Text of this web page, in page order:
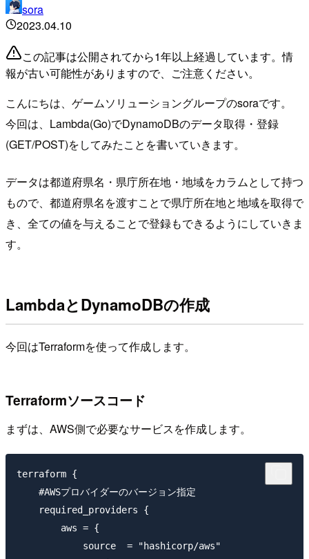
sora
2023.04.10
この記事は公開されてから1年以上経過しています。情
報が古い可能性がありますので、ご注意ください。
こんにちは、ゲームソリューショングループのsoraです。
今回は、Lambda(Go)でDynamoDBのデータ取得・登録
(GET/POST)をしてみたことを書いていきます。
データは都道府県名・県庁所在地・地域をカラムとして持つ
もので、都道府県名を渡すことで県庁所在地と地域を取得で
き、全ての値を与えることで登録もできるようにしていきま
す。
LambdaとDynamoDBの作成
今回はTerraformを使って作成します。
Terraformソースコード
まずは、AWS側で必要なサービスを作成します。
terraform {
    #AWSプロバイダーのバージョン指定
    required_providers {
        aws = {
            source  = "hashicorp/aws"